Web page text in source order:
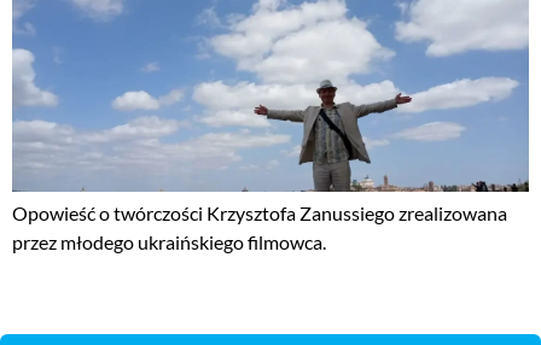
Opowieść o twórczości Krzysztofa Zanussiego zrealizowana
przez młodego ukraińskiego filmowca.